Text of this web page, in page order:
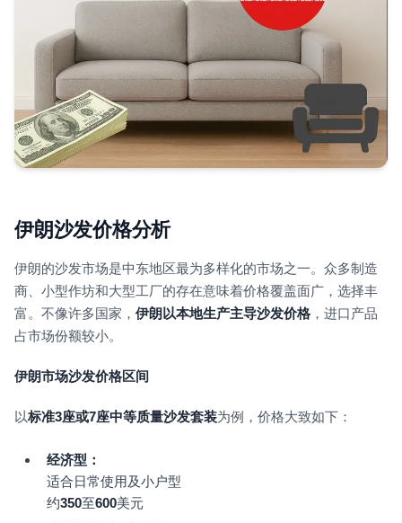
伊朗沙发价格分析
伊朗的沙发市场是中东地区最为多样化的市场之一。众多制造
商、小型作坊和大型工厂的存在意味着价格覆盖面广，选择丰
富。不像许多国家， 伊朗以本地生产主导沙发价格，进口产品
占市场份额较小。
伊朗市场沙发价格区间
以标准3座或7座中等质量沙发套装为例，价格大致如下：
经济型：
适合日常使用及小户型
约350至600美元